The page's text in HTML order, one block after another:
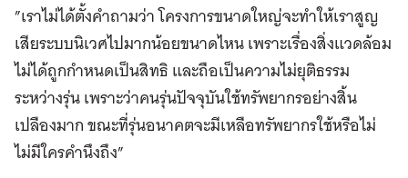
”เราไม่ได้ตั้งคำถามว่า โครงการขนาดใหญ่จะทำให้เราสูญ
เสียระบบนิเวศไปมากน้อยขนาดไหน เพราะเรื่องสิ่งแวดล้อม
ไม่ได้ถูกกำหนดเป็นสิทธิ และถือเป็นความไม่ยุติธรรม
ระหว่างรุ่น เพราะว่าคนรุ่นปัจจุบันใช้ทรัพยากรอย่างสิ้น
เปลืองมาก ขณะที่รุ่นอนาคตจะมีเหลือทรัพยากรใช้หรือไม่
ไม่มีใครคำนึงถึง”